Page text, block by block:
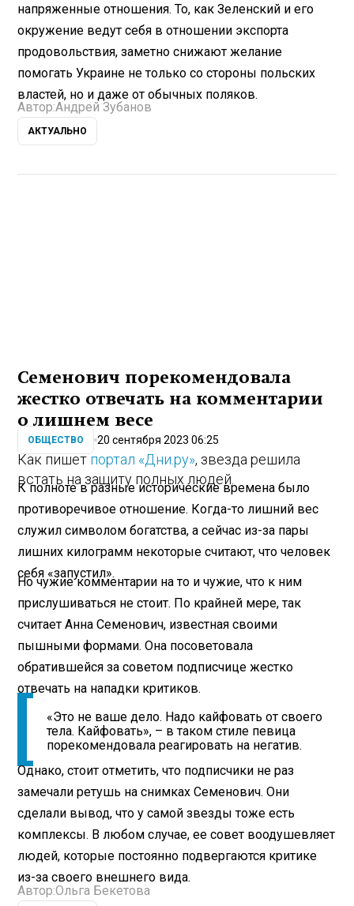
напряженные отношения. То, как Зеленский и его
окружение ведут себя в отношении экспорта
продовольствия, заметно снижают желание
помогать Украине не только со стороны польских
властей, но и даже от обычных поляков.
Автор:Андрей Зубанов
АКТУАЛЬНО
Семенович порекомендовала
жестко отвечать на комментарии
о лишнем весе
ОБЩЕСТВО 20 сентября 2023 06:25
Как пишетпортал «Дни.ру», звезда решила
встать на защиту полных людей.
К полноте в разные исторические времена было
противоречивое отношение. Когда-то лишний вес
служил символом богатства, а сейчас из-за пары
лишних килограмм некоторые считают, что человек
себя «запустил».
Но чужие комментарии на то и чужие, что к ним
прислушиваться не стоит. По крайней мере, так
считает Анна Семенович, известная своими
пышными формами. Она посоветовала
обратившейся за советом подписчице жестко
отвечать на нападки критиков.
«Это не ваше дело. Надо кайфовать от своего
тела. Кайфовать», – в таком стиле певица
порекомендовала реагировать на негатив.
Однако, стоит отметить, что подписчики не раз
замечали ретушь на снимках Семенович. Они
сделали вывод, что у самой звезды тоже есть
комплексы. В любом случае, ее совет воодушевляет
людей, которые постоянно подвергаются критике
из-за своего внешнего вида.
Автор:Ольга Бекетова